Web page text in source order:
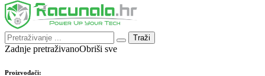
Traži
Zadnje pretraživanoObriši sve
Proizvođači: